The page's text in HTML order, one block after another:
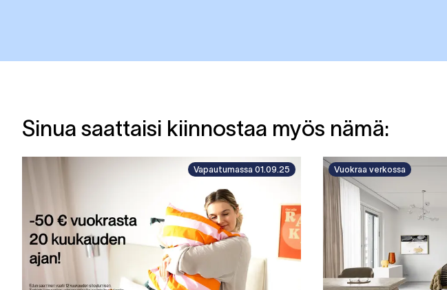
Sinua saattaisi kiinnostaa myös nämä:
Vapautumassa 01.09.25 Vuokraa verkossa